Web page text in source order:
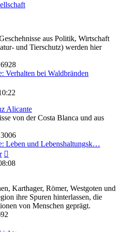
aus Politik, Wirtschaft
und Tierschutz) werden hier
6928
Verhalten bei Waldbränden
Alicante
von der Costa Blanca und aus
3006
Leben und Lebenshaltungsk…
Beitrag
Karthager, Römer, Westgoten und
ihre Spuren hinterlassen, die
von Menschen geprägt.